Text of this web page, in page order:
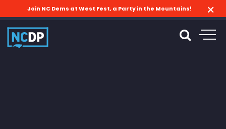
Join NC Dems at West Fest, a Party in the Mountains!